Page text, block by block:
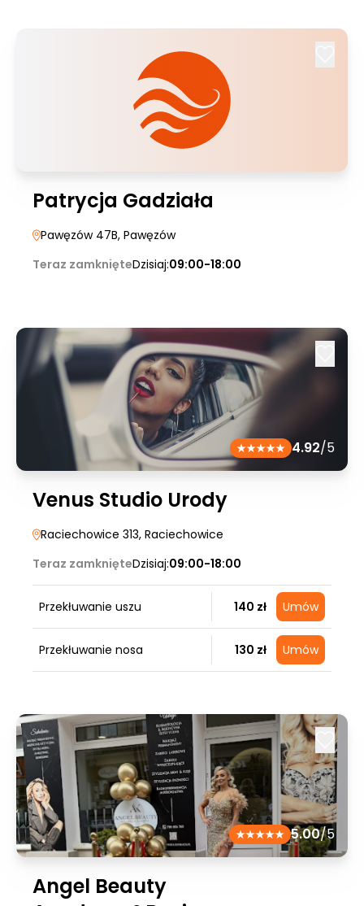
Patrycja Gadziała
Pawęzów 47B, Pawęzów
Teraz zamknięteDzisiaj:09:00-18:00
4.92/5
Venus Studio Urody
Raciechowice 313, Raciechowice
Teraz zamknięteDzisiaj:09:00-18:00
Przekłuwanie uszu 140 zł Umów
Przekłuwanie nosa 130 zł Umów
5.00/5
Angel Beauty